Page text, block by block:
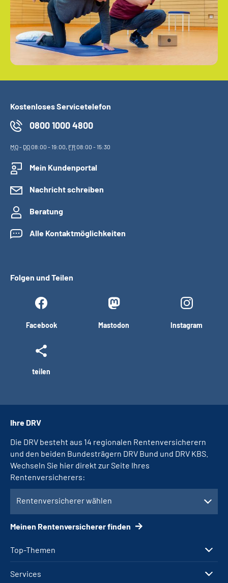
Kostenloses Servicetelefon
0800 1000 4800
MO- DO08:00 - 19:00, FR08:00 - 15:30
Mein Kundenportal
Nachricht schreiben
Beratung
Alle Kontaktmöglichkeiten
Folgen und Teilen
Facebook Mastodon Instagram
teilen
Top-Themen
Services
Ihre DRV
Die DRV besteht aus 14 regionalen Rentenversicherern
und den beiden Bundesträgern DRV Bund und DRV KBS.
Wechseln Sie hier direkt zur Seite Ihres
Rentenversicherers:
Rentenversicherer wählen
Meinen Rentenversicherer finden